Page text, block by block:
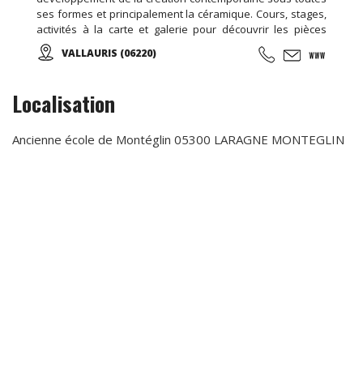
ses formes et principalement la céramique. Cours, stages,
activités à la carte et galerie pour découvrir les pièces
d’élèves et d’artistes internationaux...
VALLAURIS (06220)
Localisation
Ancienne école de Montéglin 05300 LARAGNE MONTEGLIN